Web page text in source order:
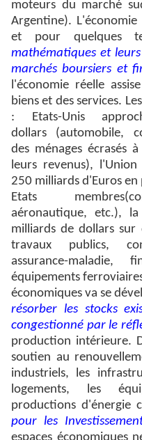
moteurs du marché
Argentine).
et pour quelques
mathématiques et
marchés boursiers et
l'économie réelle
biens et des services.
: Etats-Unis
dollars (automobile,
des ménages écrasés
leurs revenus),
250 milliards d'Euros en
Etats
aéronautique, etc.),
milliards de dollars sur
travaux publics,
assurance-maladie,
équipements
économiques va se
résorber les stocks
congestionné par le
production intérieure.
soutien au
industriels, les
logements, les
productions d'énergie
pour les
espaces économiques